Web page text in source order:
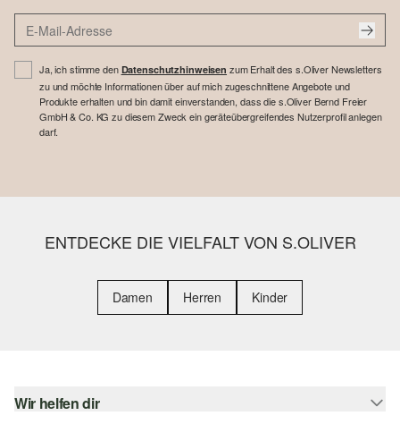
Ja, ich stimme den Datenschutzhinweisen zum Erhalt des s.Oliver Newsletters
zu und möchte Informationen über auf mich zugeschnittene Angebote und
Produkte erhalten und bin damit einverstanden, dass die s.Oliver Bernd Freier
GmbH & Co. KG zu diesem Zweck ein geräteübergreifendes Nutzerprofil anlegen
darf.
ENTDECKE DIE VIELFALT VON S.OLIVER
Damen Herren Kinder
Wir helfen dir